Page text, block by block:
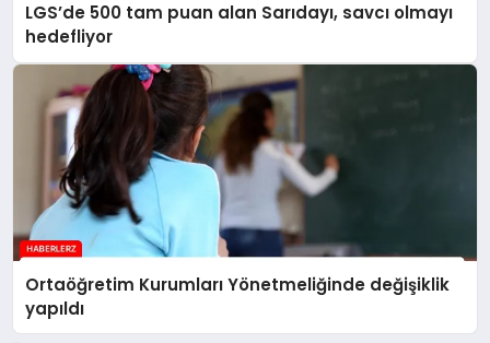
LGS’de 500 tam puan alan Sarıdayı, savcı olmayı
hedefliyor
Ortaöğretim Kurumları Yönetmeliğinde değişiklik
yapıldı